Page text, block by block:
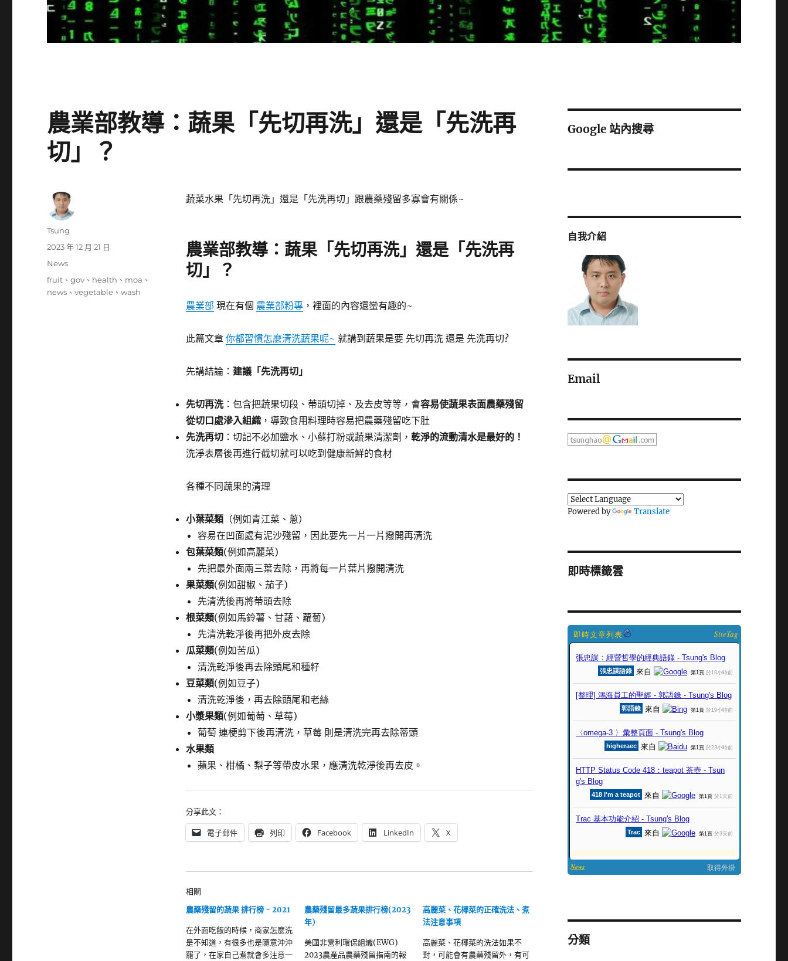
農業部教導：蔬果「先切再洗」還是「先洗再
切」？
蔬菜水果「先切再洗」還是「先洗再切」跟農藥殘留多寡會有關係~
農業部教導：蔬果「先切再洗」還是「先洗再
切」？
農業部 現在有個 農業部粉專，裡面的內容還蠻有趣的~
此篇文章 你都習慣怎麼清洗蔬果呢~ 就講到蔬果是要 先切再洗 還是 先洗再切?
先講結論： 建議「先洗再切」
先切再洗：包含把蔬果切段、蒂頭切掉、及去皮等等，會容易使蔬果表面農藥殘留
從切口處滲入組織，導致食用料理時容易把農藥殘留吃下肚
先洗再切：切記不必加鹽水、小蘇打粉或蔬果清潔劑， 乾淨的流動清水是最好的！
洗淨表層後再進行截切就可以吃到健康新鮮的食材
各種不同蔬果的清理
小葉菜類（例如青江菜、蔥）
容易在凹面處有泥沙殘留，因此要先一片一片撥開再清洗
包葉菜類(例如高麗菜)
先把最外面兩三葉去除，再將每一片葉片撥開清洗
果菜類(例如甜椒、茄子)
先清洗後再將蒂頭去除
根菜類(例如馬鈴薯、甘藷、蘿蔔)
先清洗乾淨後再把外皮去除
瓜菜類(例如苦瓜)
清洗乾淨後再去除頭尾和種籽
豆菜類(例如豆子)
清洗乾淨後，再去除頭尾和老絲
小漿果類(例如葡萄、草莓)
葡萄 連梗剪下後再清洗，草莓 則是清洗完再去除蒂頭
水果類
蘋果、柑橘、梨子等帶皮水果，應清洗乾淨後再去皮。
分享此文：
電子郵件 列印 Facebook LinkedIn X
相關
農藥殘留的蔬果 排行榜 - 2021
在外面吃飯的時候，商家怎麼洗
是不知道，有很多也是隨意沖沖
罷了，在家自己煮就會多注意一
農藥殘留最多蔬果排行榜(2023
年)
美國非營利環保組織(EWG)
2023農產品農藥殘留指南的報
高麗菜、花椰菜的正確洗法、煮
法注意事項
高麗菜、花椰菜的洗法如果不
對，可能會有農藥殘留外，有可
作
Tsung
發
期:
2023 年 12 月 21 日
分
類
News
標
籤
fruit 、gov 、 health 、 moa 、
news 、vegetable 、wash
Google 站內搜尋
自我介紹
Email
Powered by Translate
即時標籤雲
SiteTag
分類